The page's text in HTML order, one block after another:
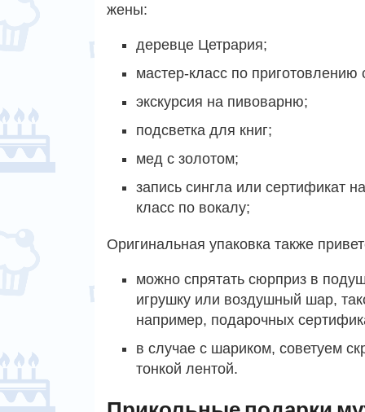
жены:
деревце Цетрария;
мастер-класс по приготовлению
экскурсия на пивоварню;
подсветка для книг;
мед с золотом;
запись сингла или сертификат
класс по вокалу;
Оригинальная упаковка также
можно спрятать сюрприз в
игрушку или воздушный шар,
например, подарочных
в случае с шариком, советуем
тонкой лентой.